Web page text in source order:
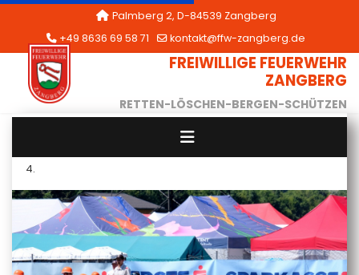
Palmberg 2, D-84539 Zangberg
+49 8636 69 58 71
kontakt@ffw-zangberg.de
FREIWILLIGE FEUERWEHR
ZANGBERG
RETTEN-LÖSCHEN-BERGEN-SCHÜTZEN